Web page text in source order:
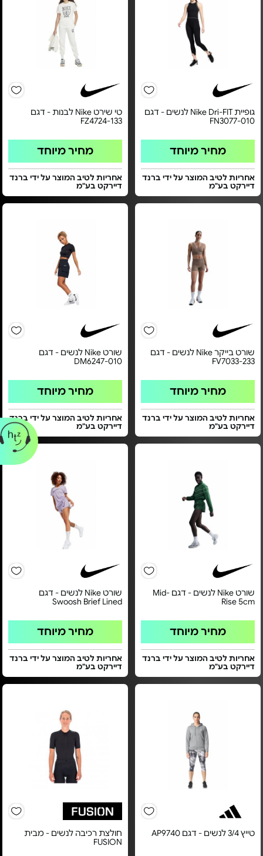
גופיית Nike Dri-FIT לנשים - דגם
FN3077-010
מחיר מיוחד
אחריות לטיב המוצר על ידי ברנד
דיירקט בע"מ
טי שירט Nike לבנות - דגם
FZ4724-133
מחיר מיוחד
אחריות לטיב המוצר על ידי ברנד
דיירקט בע"מ
שורט בייקר Nike לנשים - דגם
FV7033-233
מחיר מיוחד
אחריות לטיב המוצר על ידי ברנד
דיירקט בע"מ
שורט Nike לנשים - דגם
DM6247-010
מחיר מיוחד
אחריות לטיב המוצר על ידי ברנד
דיירקט בע"מ
שורט Nike לנשים - דגם Mid-
Rise 5cm
מחיר מיוחד
אחריות לטיב המוצר על ידי ברנד
דיירקט בע"מ
שורט Nike לנשים - דגם
Swoosh Brief Lined
מחיר מיוחד
אחריות לטיב המוצר על ידי ברנד
דיירקט בע"מ
טייץ 3/4 לנשים - דגם AP9740
חולצת רכיבה לנשים - מבית
FUSION